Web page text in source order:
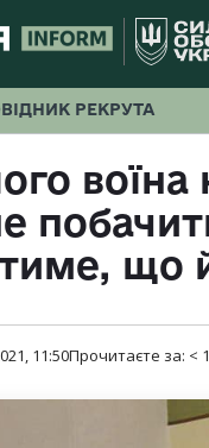
РЕКРУТА
що
11:50Прочитаєте за: < 1